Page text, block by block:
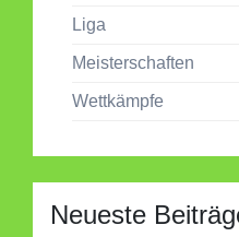
Liga
Meisterschaften
Wettkämpfe
Neueste